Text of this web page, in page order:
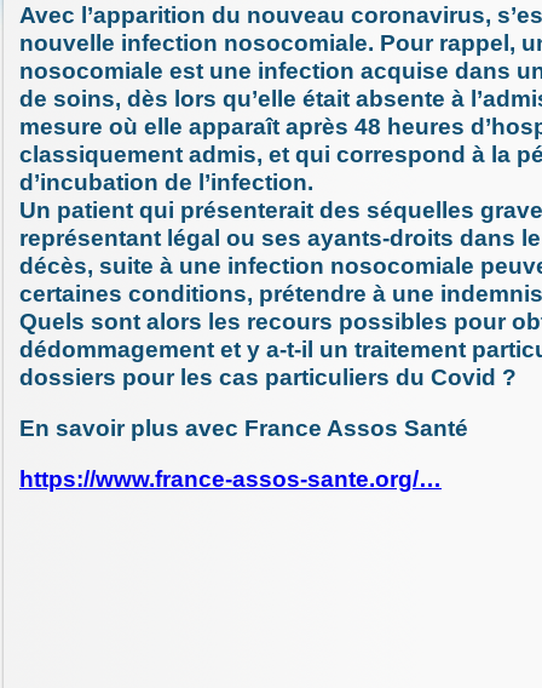
Avec l’apparition du nouveau coronavirus,
nouvelle infection nosocomiale. Pour rappel,
nosocomiale est une infection acquise dans
de soins, dès lors qu’elle était absente à
mesure où elle apparaît après 48 heures
classiquement admis, et qui correspond à la
d’incubation de l’infection.
Un patient qui présenterait des séquelles
représentant légal ou ses ayants-droits dans le
décès, suite à une infection nosocomiale
certaines conditions, prétendre à une
Quels sont alors les recours possibles pour
dédommagement et y a-t-il un traitement
dossiers pour les cas particuliers du Covid ?
En savoir plus avec France Assos Santé
https://www.france-assos-sante.org/…